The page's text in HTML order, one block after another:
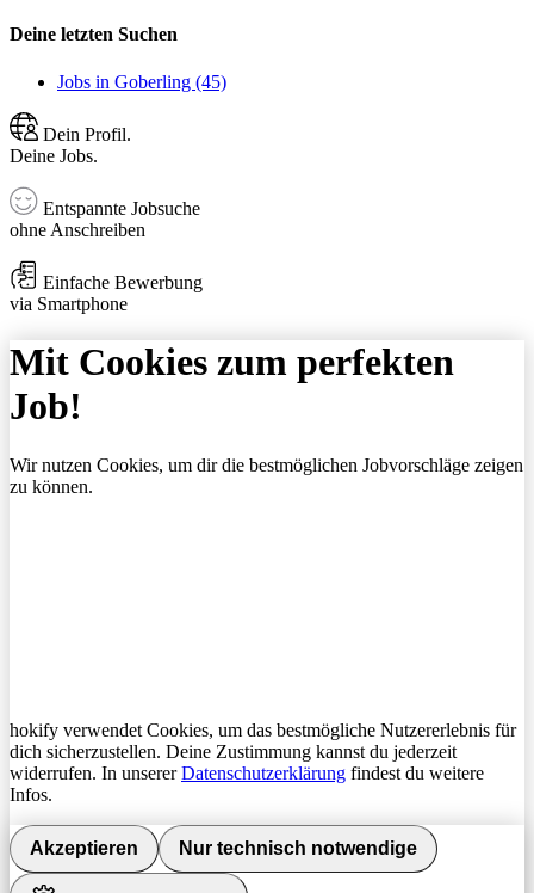
Deine letzten Suchen
Jobs in Goberling (45)
Dein Profil.
Deine Jobs.
Entspannte Jobsuche
ohne Anschreiben
Einfache Bewerbung
via Smartphone
Mit Cookies zum perfekten
Job!
Wir nutzen Cookies, um dir die bestmöglichen Jobvorschläge zeigen
zu können.
hokify verwendet Cookies, um das bestmögliche Nutzererlebnis für
dich sicherzustellen. Deine Zustimmung kannst du jederzeit
widerrufen. In unsererDatenschutzerklärung findest du weitere
Infos.
Akzeptieren Nur technisch notwendige